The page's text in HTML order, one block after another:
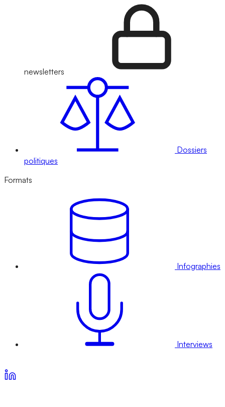
newsletters
Dossiers
politiques
Formats
Infographies
Interviews